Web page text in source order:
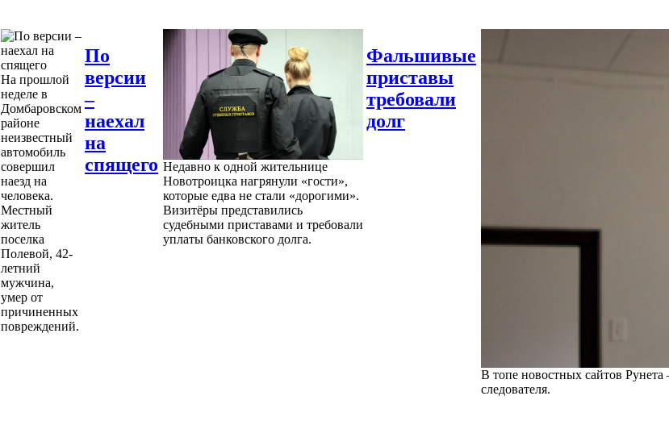
На прошлой
неделе в
Домбаровском
районе
неизвестный
автомобиль
совершил
наезд на
человека.
Местный
житель
поселка
Полевой, 42-
летний
мужчина,
умер от
причиненных
повреждений.
По
версии
–
наехал
на
спящего Недавно к одной жительнице
Новотроицка нагрянули «гости»,
которые едва не стали «дорогими».
Визитёры представились
судебными приставами и требовали
уплаты банковского долга.
Фальшивые
приставы
требовали
долг
В топе новостных сайтов Рунета
следователя.